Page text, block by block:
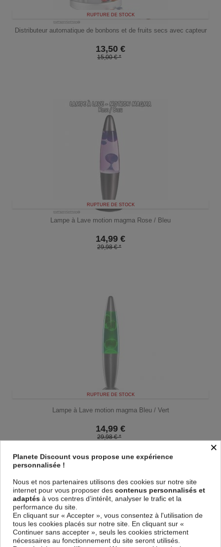
RUPTURE DE STOCK
Distributeur automatique de bonbons et de fruits secs avec capteur
13,50 €
15,00 € *
RUPTURE DE STOCK
Lampe à Lave motion magma Rose / Bleu
14,99 €
29,98 € *
RUPTURE DE STOCK
Lampe à Lave motion magma Bleu / Vert
14,99 €
29,98 € *
×
Planete Discount vous propose une expérience
personnalisée !
Nous et nos partenaires utilisons des cookies sur notre site
internet pour vous proposer des contenus personnalisés et
adaptés à vos centres d’intérêt, analyser le trafic et la
performance du site.
En cliquant sur « Accepter », vous consentez à l'utilisation de
tous les cookies placés sur notre site. En cliquant sur «
Continuer sans accepter », seuls les cookies strictement
nécessaires au fonctionnement du site seront utilisés.